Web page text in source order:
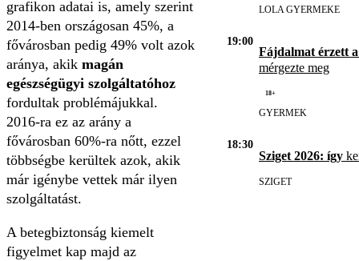
grafikon adatai is, amely szerint
2014-ben országosan 45%, a
fővárosban pedig 49% volt azok
aránya, akik magán
egészségügyi szolgáltatóhoz
fordultak problémájukkal.
2016-ra ez az arány a
fővárosban 60%-ra nőtt, ezzel
többségbe kerültek azok, akik
már igénybe vettek már ilyen
szolgáltatást.
A betegbiztonság kiemelt
figyelmet kap majd az
LOLA GYERMEKE
19:00
Fájdalmat érzett a
mérgezte meg
18+
GYERMEK
18:30
Sziget 2026: így
SZIGET